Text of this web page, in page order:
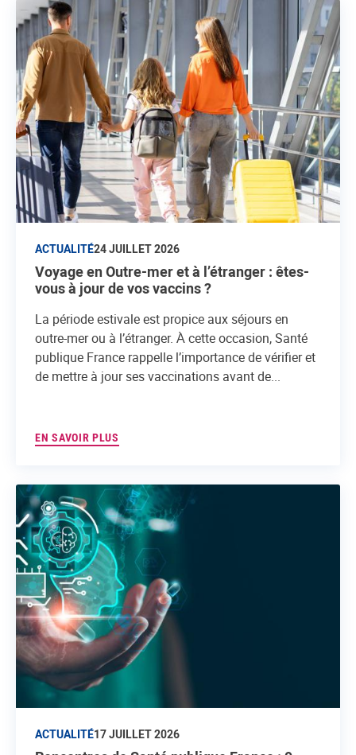
ACTUALITÉ24 JUILLET 2026
Voyage en Outre-mer et à l’étranger : êtes-
vous à jour de vos vaccins ?
La période estivale est propice aux séjours en
outre-mer ou à l’étranger. А̀ cette occasion, Santé
publique France rappelle l’importance de vérifier et
de mettre à jour ses vaccinations avant de...
EN SAVOIR PLUS
ACTUALITÉ17 JUILLET 2026